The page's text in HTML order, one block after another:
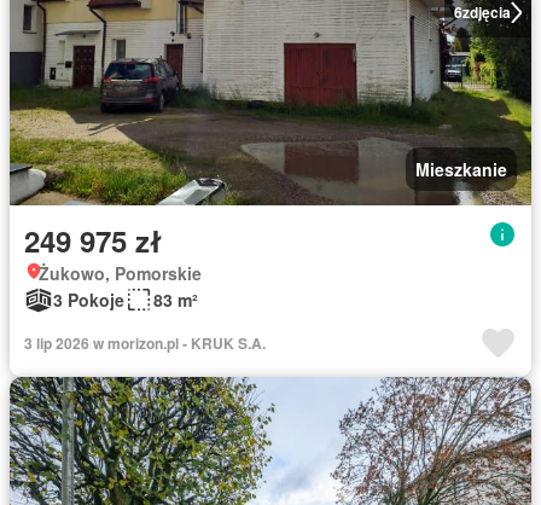
6zdjęcia
Mieszkanie
249 975 zł
Żukowo, Pomorskie
3 Pokoje
83 m²
3 lip 2026 w morizon.pl - KRUK S.A.